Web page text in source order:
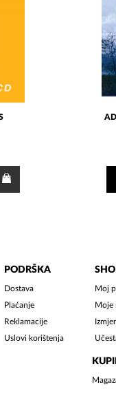
PODRŠKA
Dostava
Plaćanje
Reklamacije
Uslovi korištenja
Moj
Moje